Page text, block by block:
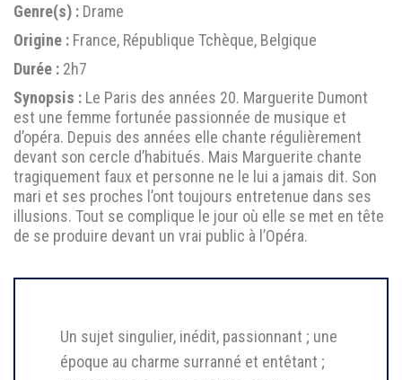
Genre(s) : Drame
Origine : France, République Tchèque, Belgique
Durée : 2h7
Synopsis : Le Paris des années 20. Marguerite Dumont
est une femme fortunée passionnée de musique et
d’opéra. Depuis des années elle chante régulièrement
devant son cercle d’habitués. Mais Marguerite chante
tragiquement faux et personne ne le lui a jamais dit. Son
mari et ses proches l’ont toujours entretenue dans ses
illusions. Tout se complique le jour où elle se met en tête
de se produire devant un vrai public à l’Opéra.
Un sujet singulier, inédit, passionnant ; une
époque au charme surranné et entêtant ;